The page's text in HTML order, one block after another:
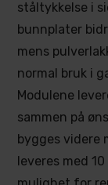
ståltykkelse i
bunnplater
mens
normal bruk i
Modulene
sammen på
bygges videre
leveres med